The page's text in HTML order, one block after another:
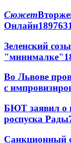
Сюжет
Онлайн18976
Зеленский
"минималке"
Во Львове
с
БЮТ заявил о
роспуска Рады
Санкционный